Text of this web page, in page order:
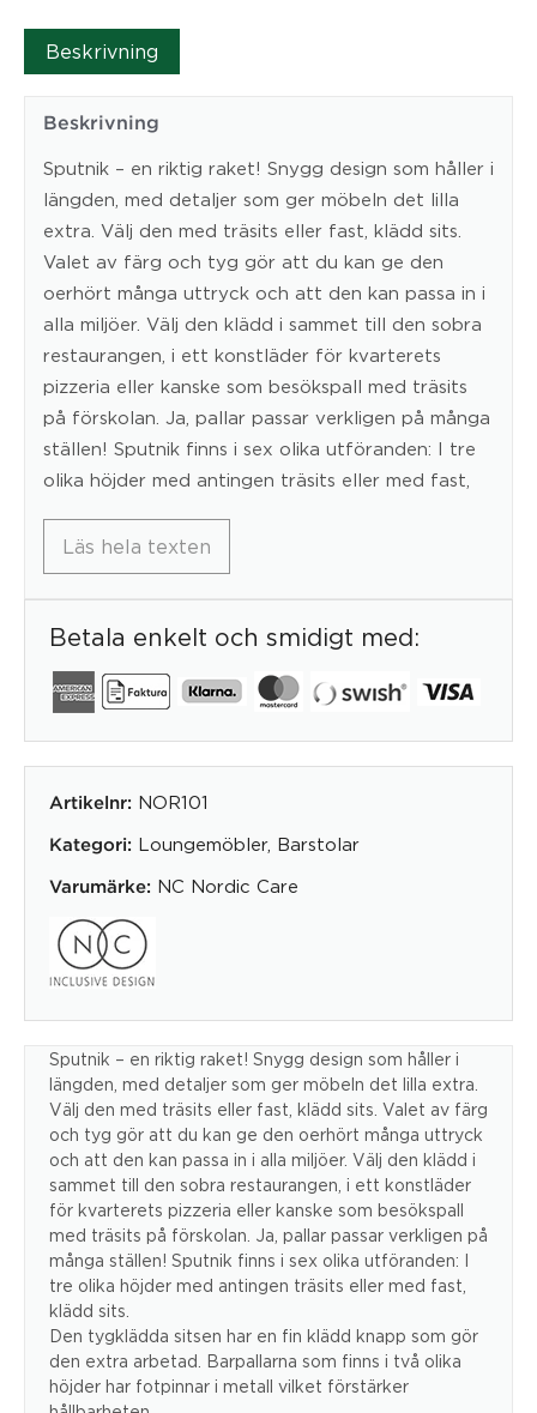
Beskrivning
Beskrivning
Sputnik – en riktig raket! Snygg design som håller i
längden, med detaljer som ger möbeln det lilla
extra. Välj den med träsits eller fast, klädd sits.
Valet av färg och tyg gör att du kan ge den
oerhört många uttryck och att den kan passa in i
alla miljöer. Välj den klädd i sammet till den sobra
restaurangen, i ett konstläder för kvarterets
pizzeria eller kanske som besökspall med träsits
på förskolan. Ja, pallar passar verkligen på många
ställen! Sputnik finns i sex olika utföranden: I tre
olika höjder med antingen träsits eller med fast,
Läs hela texten
Betala enkelt och smidigt med:
Artikelnr: NOR101
Kategori: Loungemöbler, Barstolar
Varumärke: NC Nordic Care
Sputnik – en riktig raket! Snygg design som håller i
längden, med detaljer som ger möbeln det lilla extra.
Välj den med träsits eller fast, klädd sits. Valet av färg
och tyg gör att du kan ge den oerhört många uttryck
och att den kan passa in i alla miljöer. Välj den klädd i
sammet till den sobra restaurangen, i ett konstläder
för kvarterets pizzeria eller kanske som besökspall
med träsits på förskolan. Ja, pallar passar verkligen på
många ställen! Sputnik finns i sex olika utföranden: I
tre olika höjder med antingen träsits eller med fast,
klädd sits.
Den tygklädda sitsen har en fin klädd knapp som gör
den extra arbetad. Barpallarna som finns i två olika
höjder har fotpinnar i metall vilket förstärker